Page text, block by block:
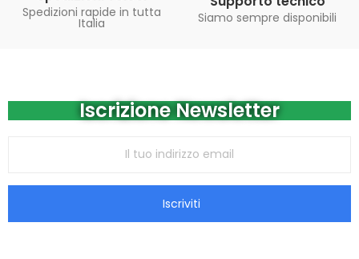
Spedizioni rapide in tutta
Italia Siamo sempre disponibili
Iscrizione Newsletter
Iscriviti